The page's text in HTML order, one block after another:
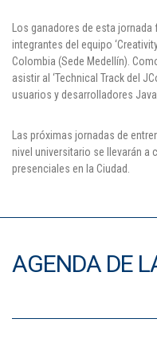
Los ganadores de esta
integrantes del equipo
Colombia (Sede Medellín).
asistir al ‘Technical Track del
usuarios y desarrolladores Java.
Las próximas jornadas de
nivel universitario se llevarán a
presenciales en la Ciudad.
AGENDA DE
Línea